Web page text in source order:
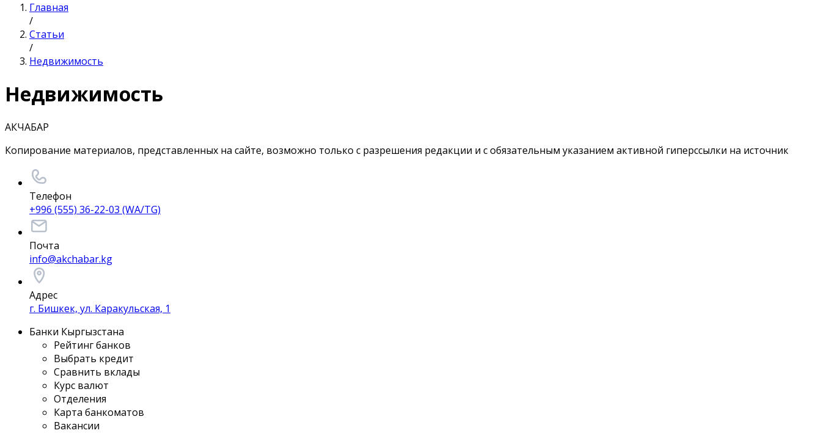
Главная
/
Статьи
/
Недвижимость
Недвижимость
АКЧАБАР
Копирование материалов, представленных на сайте, возможно только с разрешения редакции и с обязательным указанием активной гиперссылки на источник
Телефон
+996 (555) 36-22-03 (WA/TG)
Почта
info@akchabar.kg
Адрес
г. Бишкек, ул. Каракульская, 1
Банки Кыргызстана
Рейтинг банков
Выбрать кредит
Сравнить вклады
Курс валют
Отделения
Карта банкоматов
Вакансии